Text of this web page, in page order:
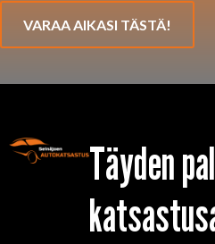
VARAA AIKASI TÄSTÄ!
Täyden